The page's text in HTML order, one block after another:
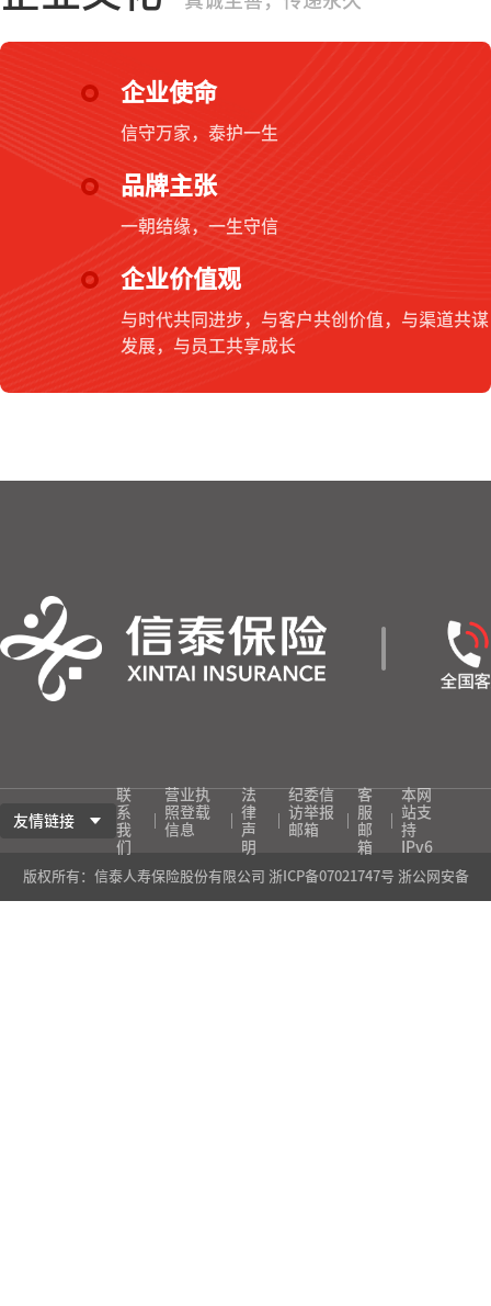
企业使命
信守万家，泰护一生
品牌主张
一朝结缘，一生守信
企业价值观
与时代共同进步，与客户共创价值，与渠道共谋
发展，与员工共享成长
友情链接
联
系
我
们
营业执
照登载
信息
法
律
声
明
纪委信
访举报
邮箱
客
服
邮
箱
本网
站支
持
IPv6
版权所有：信泰人寿保险股份有限公司 浙ICP备07021747号 浙公网安备